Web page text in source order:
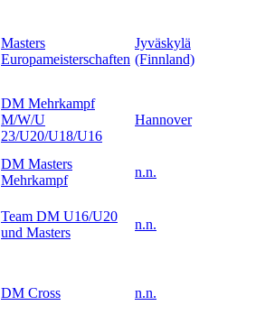
Masters
Europameisterschaften
Jyväskylä
(Finnland)
DM Mehrkampf
M/W/U
23/U20/U18/U16
Hannover
DM Masters
Mehrkampf
n.n.
Team DM U16/U20
und Masters
n.n.
DM Cross n.n.